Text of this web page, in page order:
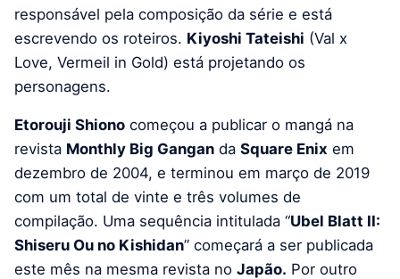
responsável pela composição da série e está
escrevendo os roteiros. Kiyoshi Tateishi (Val x
Love, Vermeil in Gold) está projetando os
personagens.
Etorouji Shiono começou a publicar o mangá na
revista Monthly Big Gangan da Square Enix em
dezembro de 2004, e terminou em março de 2019
com um total de vinte e três volumes de
compilação. Uma sequência intitulada “Ubel Blatt II:
Shiseru Ou no Kishidan” começará a ser publicada
este mês na mesma revista no Japão. Por outro